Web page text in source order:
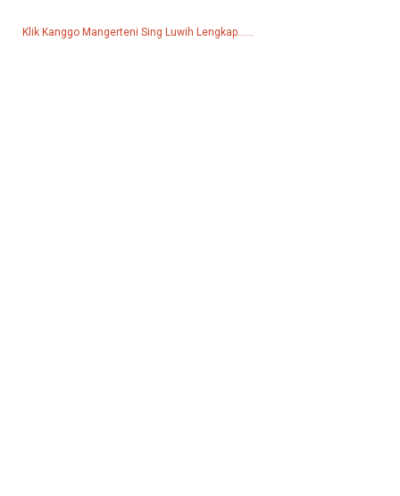
Klik Kanggo Mangerteni Sing Luwih Lengkap......